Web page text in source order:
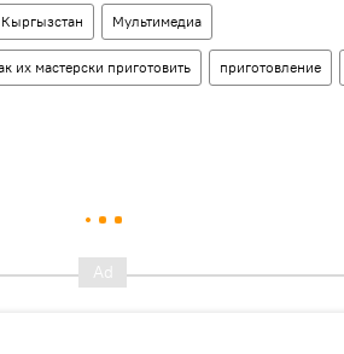
Кыргызстан Мультимедиа
их мастерски приготовить приготовление